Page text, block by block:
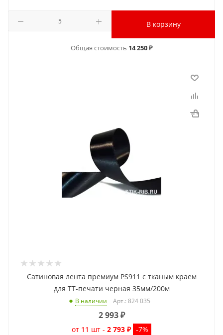
В корзину
Общая стоимость 14 250 ₽
Сатиновая лента премиум PS911 с тканым краем
для ТТ-печати черная 35мм/200м
В наличии Арт.: 824 035
2 993₽
от 11 шт - 2 793 ₽ -7%